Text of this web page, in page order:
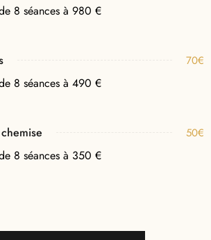
8 séances à 980 €
70€
8 séances à 490 €
50€
8 séances à 350 €